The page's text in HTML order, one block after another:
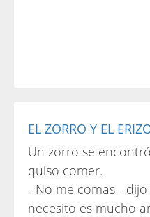
EL ZORRO Y EL
Un zorro se
quiso comer.
- No me comas -
necesito es mucho